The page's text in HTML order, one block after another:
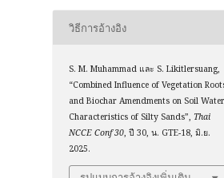
วิธีการอ้างอิง
S. M. Muhammad และ S. Likitlersuang,
“Combined Influence of Vegetation
and Biochar Amendments on Soil
Characteristics of Silty Sands”, Thai
NCCE Conf 30, ปี 30, น. GTE-18, มิ.ย.
2025.